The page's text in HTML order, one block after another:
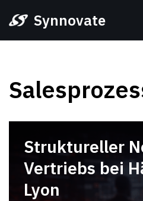
Synnovate
Struktureller
Vertriebs bei
Lyon